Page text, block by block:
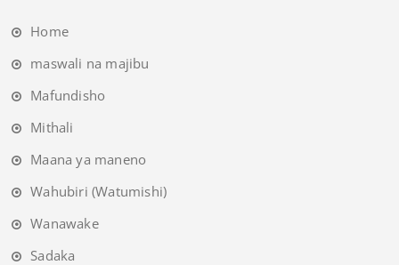
Home
maswali na majibu
Mafundisho
Mithali
Maana ya maneno
Wahubiri (Watumishi)
Wanawake
Sadaka